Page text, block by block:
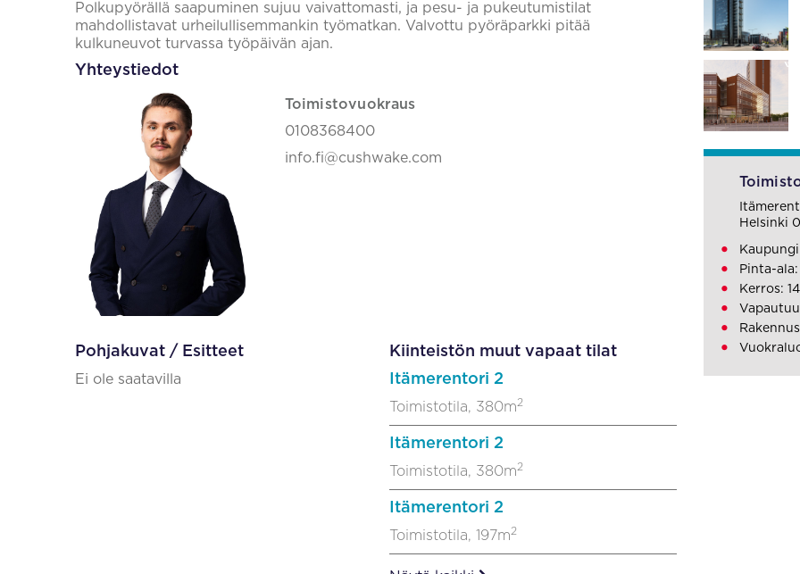
Polkupyörällä saapuminen sujuu vaivattomasti, ja pesu- ja pukeutumistilat
mahdollistavat urheilullisemmankin työmatkan. Valvottu pyöräparkki pitää
kulkuneuvot turvassa työpäivän ajan.
Yhteystiedot
Toimistovuokraus
0108368400
info.fi@cushwake.com
Pohjakuvat / Esitteet
Ei ole saatavilla
Kiinteistön muut vapaat tilat
Itämerentori 2
Toimistotila, 380m2
Itämerentori 2
Toimistotila, 380m2
Itämerentori 2
Toimistotila, 197m2
Helsinki
Pinta-
Kerros: